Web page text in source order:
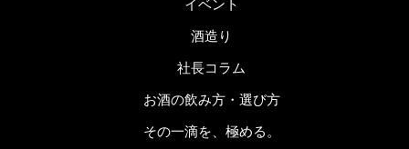
イベント
酒造り
社長コラム
お酒の飲み方・選び方
その一滴を、極める。